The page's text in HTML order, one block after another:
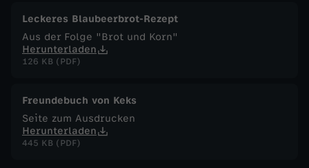
F
u
h
s
Leckeres Blaubeerbrot-Rezept
Aus der Folge "Brot und Korn"
Herunterladen
126 KB (PDF)
Freundebuch von Keks
Seite zum Ausdrucken
Herunterladen
445 KB (PDF)